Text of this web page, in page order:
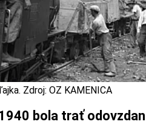
Zdroj: OZ KAMENICA
bola trať